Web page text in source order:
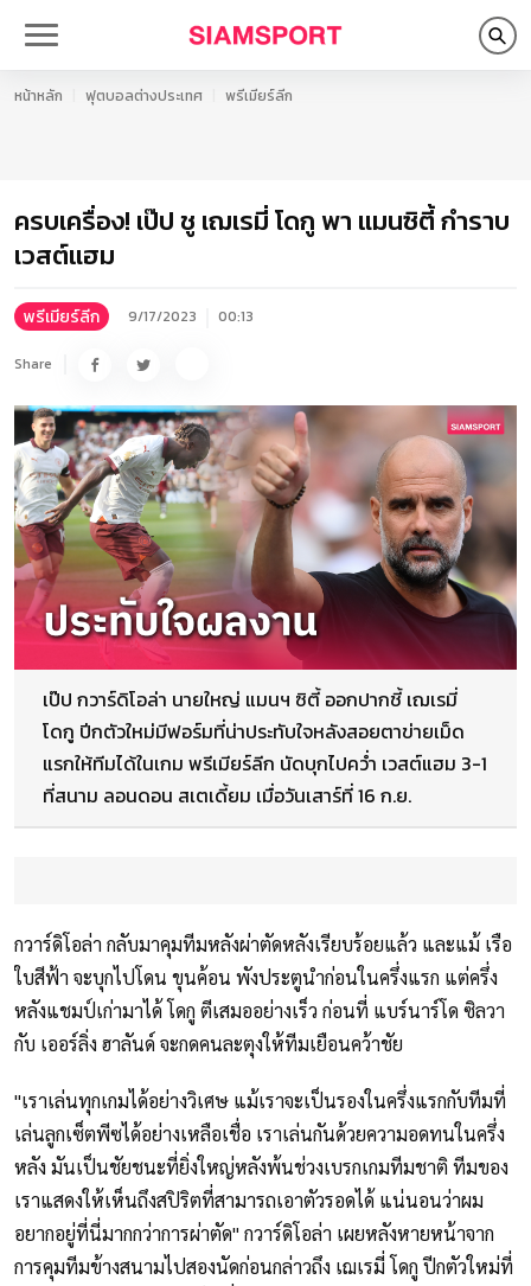
หน้าหลัก ฟุตบอลต่างประเทศ พรีเมียร์ลีก
ครบเครื่อง! เป๊ป ชู เฌเรมี่ โดกู พา แมนซิตี้ กำราบ
เวสต์แฮม
พรีเมียร์ลีก 9/17/2023 00:13
Share
เป๊ป กวาร์ดิโอล่า นายใหญ่ แมนฯ ซิตี้ ออกปากชี้ เฌเรมี่
โดกู ปีกตัวใหม่มีฟอร์มที่น่าประทับใจหลังสอยตาข่ายเม็ด
แรกให้ทีมได้ในเกม พรีเมียร์ลีก นัดบุกไปคว่ำ เวสต์แฮม 3-1
ที่สนาม ลอนดอน สเตเดี้ยม เมื่อวันเสาร์ที่ 16 ก.ย.
กวาร์ดิโอล่า กลับมาคุมทีมหลังผ่าตัดหลังเรียบร้อยแล้ว และแม้ เรือ
ใบสีฟ้า จะบุกไปโดน ขุนค้อน พังประตูนำก่อนในครึ่งแรก แต่ครึ่ง
หลังแชมป์เก่ามาได้ โดกู ตีเสมออย่างเร็ว ก่อนที่ แบร์นาร์โด ซิลวา
กับ เออร์ลิ่ง ฮาลันด์ จะกดคนละตุงให้ทีมเยือนคว้าชัย
"เราเล่นทุกเกมได้อย่างวิเศษ แม้เราจะเป็นรองในครึ่งแรกกับทีมที่
เล่นลูกเซ็ตพีซได้อย่างเหลือเชื่อ เราเล่นกันด้วยความอดทนในครึ่ง
หลัง มันเป็นชัยชนะที่ยิ่งใหญ่หลังพ้นช่วงเบรกเกมทีมชาติ ทีมของ
เราแสดงให้เห็นถึงสปิริตที่สามารถเอาตัวรอดได้ แน่นอนว่าผม
อยากอยู่ที่นี่มากกว่าการผ่าตัด" กวาร์ดิโอล่า เผยหลังหายหน้าจาก
การคุมทีมข้างสนามไปสองนัดก่อนกล่าวถึง เฌเรมี่ โดกู ปีกตัวใหม่ที่